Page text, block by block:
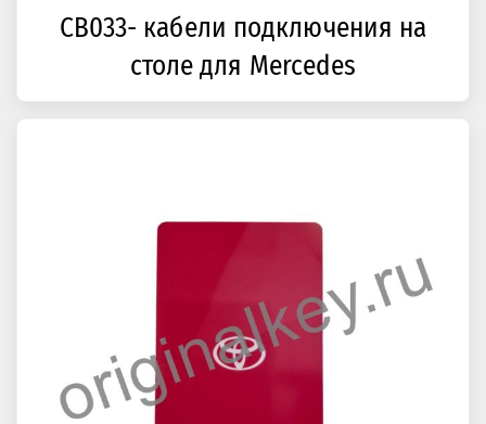
CB033- кабели подключения на
столе для Mercedes